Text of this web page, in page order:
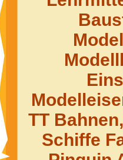
TT
Schiffe